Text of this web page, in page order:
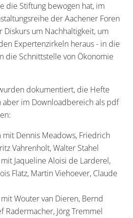
die Stiftung bewogen hat, im
der Aachener Foren
Diskurs um Nachhaltigkeit, um
Expertenzirkeln heraus - in die
die Schnittstelle von Ökonomie
dokumentiert, die Hefte
aber im Downloadbereich als pdf
mit Dennis Meadows, Friedrich
Vahrenholt, Walter Stahel
Jaqueline Aloisi de Larderel,
Flatz, Martin Viehoever, Claude
Wouter van Dieren, Bernd
Radermacher, Jörg Tremmel